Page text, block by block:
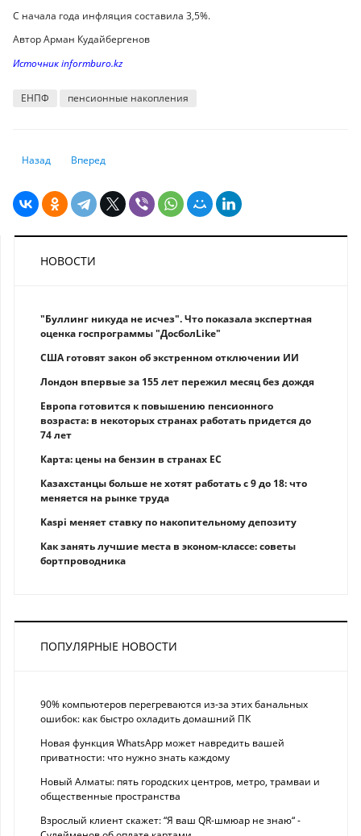
С начала года инфляция составила 3,5%.
Автор Арман Кудайбергенов
Источник informburo.kz
ЕНПФ пенсионные накопления
Предыдущий: «Бэнк оф Чайна» приостановил расчеты с РФ в связи с
Назад Следующий: Пенсии в Казахстане: кто и сколько получил с
Вперед
НОВОСТИ
"Буллинг никуда не исчез". Что показала экспертная
оценка госпрограммы "ДосболLike"
США готовят закон об экстренном отключении ИИ
Лондон впервые за 155 лет пережил месяц без дождя
Европа готовится к повышению пенсионного
возраста: в некоторых странах работать придется до
74 лет
Карта: цены на бензин в странах ЕС
Казахстанцы больше не хотят работать с 9 до 18: что
меняется на рынке труда
Kaspi меняет ставку по накопительному депозиту
Как занять лучшие места в эконом-классе: советы
бортпроводника
ПОПУЛЯРНЫЕ НОВОСТИ
90% компьютеров перегреваются из-за этих банальных
ошибок: как быстро охладить домашний ПК
Новая функция WhatsApp может навредить вашей
приватности: что нужно знать каждому
Новый Алматы: пять городских центров, метро, трамваи и
общественные пространства
Взрослый клиент скажет: “Я ваш QR-шмюар не знаю“ -